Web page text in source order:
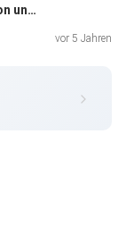
audioKanal²¹: Tim Dechent, Passion und Profession Fotografie
vor 5 Jahren